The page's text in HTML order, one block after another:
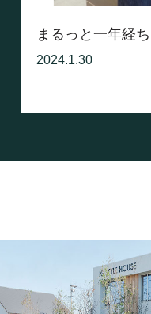
まるっと一年経
2024.1.30